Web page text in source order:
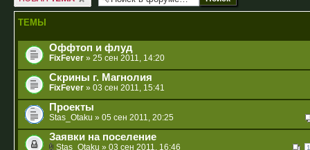
ТЕМЫ
Оффтоп и флуд
FixFever » 25 сен 2011, 14:20
Скрины г. Магнолия
FixFever » 03 сен 2011, 15:41
Проекты
Stas_Otaku » 05 сен 2011, 20:25
Заявки на поселение
1
Stas_Otaku » 03 сен 2011, 16:46